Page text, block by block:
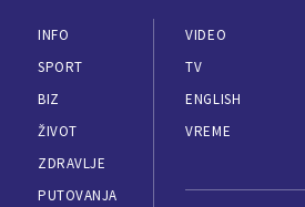
INFO
SPORT
BIZ
ŽIVOT
ZDRAVLJE
PUTOVANJA
VIDEO
TV
ENGLISH
VREME